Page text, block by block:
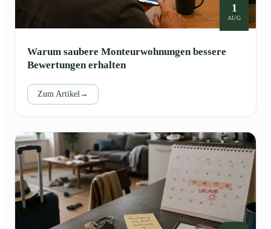
1
AUG
Warum saubere Monteurwohnungen bessere
Bewertungen erhalten
Zum Artikel→